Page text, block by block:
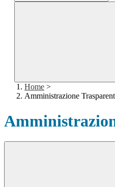
Home >
Amministrazione